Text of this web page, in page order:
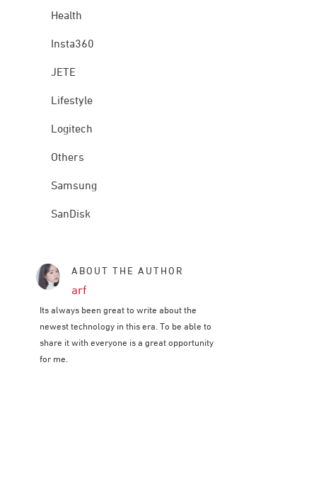
Health
Insta360
JETE
Lifestyle
Logitech
Others
Samsung
SanDisk
ABOUT THE AUTHOR
arf
Its always been great to write about the
newest technology in this era. To be able to
share it with everyone is a great opportunity
for me.